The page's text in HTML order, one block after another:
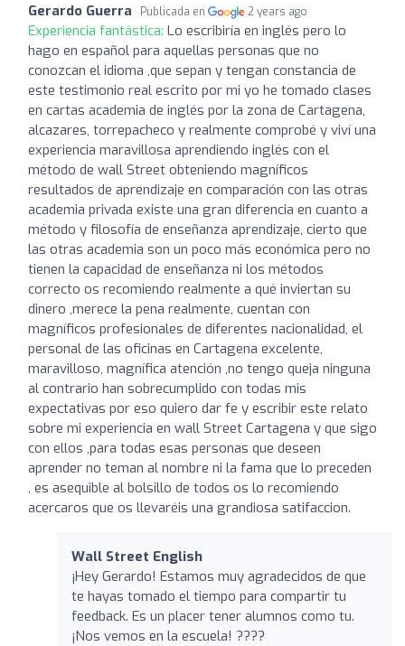
Gerardo Guerra Publicada en 2 years ago
Experiencia fantástica: Lo escribiría en inglés pero lo
hago en español para aquellas personas que no
conozcan el idioma ,que sepan y tengan constancia de
este testimonio real escrito por mi yo he tomado clases
en cartas academia de inglés por la zona de Cartagena,
alcazares, torrepacheco y realmente comprobé y viví una
experiencia maravillosa aprendiendo inglés con el
método de wall Street obteniendo magníficos
resultados de aprendizaje en comparación con las otras
academia privada existe una gran diferencia en cuanto a
método y filosofía de enseñanza aprendizaje, cierto que
las otras academia son un poco más económica pero no
tienen la capacidad de enseñanza ni los métodos
correcto os recomiendo realmente a qué inviertan su
dinero ,merece la pena realmente, cuentan con
magníficos profesionales de diferentes nacionalidad, el
personal de las oficinas en Cartagena excelente,
maravilloso, magnífica atención ,no tengo queja ninguna
al contrario han sobrecumplido con todas mis
expectativas por eso quiero dar fe y escribir este relato
sobre mi experiencia en wall Street Cartagena y que sigo
con ellos ,para todas esas personas que deseen
aprender no teman al nombre ni la fama que lo preceden
, es asequible al bolsillo de todos os lo recomiendo
acercaros que os llevaréis una grandiosa satifaccion.
Wall Street English
¡Hey Gerardo! Estamos muy agradecidos de que
te hayas tomado el tiempo para compartir tu
feedback. Es un placer tener alumnos como tu.
¡Nos vemos en la escuela! ????